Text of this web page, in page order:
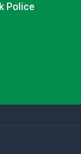
Police